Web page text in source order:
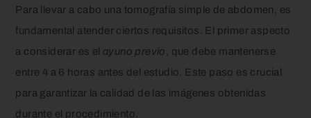
Para llevar a cabo una tomografía simple de abdomen, es
fundamental atender ciertos requisitos. El primer aspecto
a considerar es el ayuno previo
, que debe mantenerse
entre 4 a 6 horas antes del estudio. Este paso es crucial
para garantizar la calidad de las imágenes obtenidas
durante el procedimiento.